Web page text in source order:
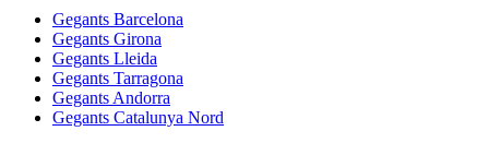
Gegants Barcelona
Gegants Girona
Gegants Lleida
Gegants Tarragona
Gegants Andorra
Gegants Catalunya Nord